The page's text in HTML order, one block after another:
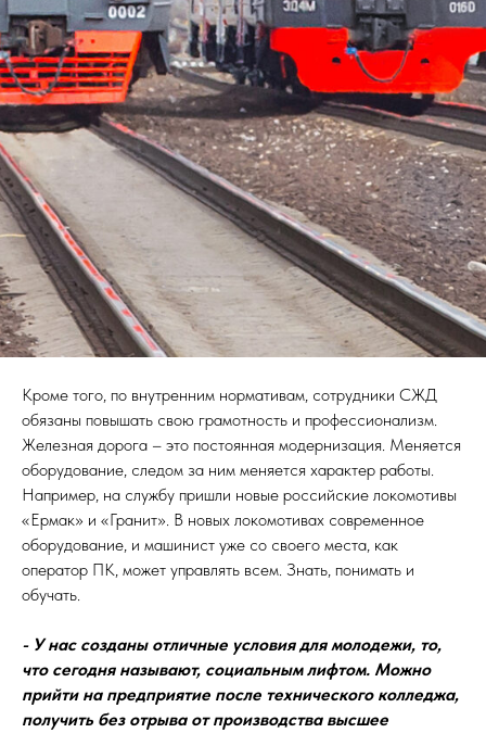
Кроме того, по внутренним нормативам, сотрудники СЖД
обязаны повышать свою грамотность и профессионализм.
Железная дорога – это постоянная модернизация. Меняется
оборудование, следом за ним меняется характер работы.
Например, на службу пришли новые российские локомотивы
«Ермак» и «Гранит». В новых локомотивах современное
оборудование, и машинист уже со своего места, как
оператор ПК, может управлять всем. Знать, понимать и
обучать.
- У нас созданы отличные условия для молодежи, то,
что сегодня называют, социальным лифтом. Можно
прийти на предприятие после технического колледжа,
получить без отрыва от производства высшее